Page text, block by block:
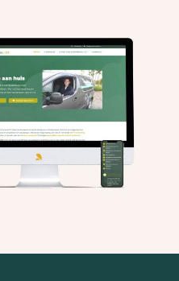
Luxe met Lef: Nieuwe
website en drukwerk